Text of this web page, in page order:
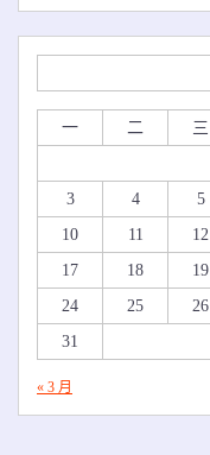
一 二 三
3
4 5
10
11 12
17
18 19
24
25 26
31
« 3 月